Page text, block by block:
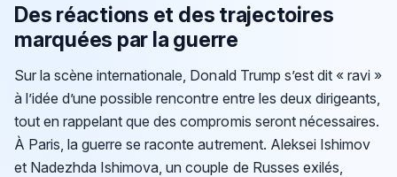
Des réactions et des trajectoires
marquées par la guerre
Sur la scène internationale, Donald Trump s’est dit « ravi »
à l’idée d’une possible rencontre entre les deux dirigeants,
tout en rappelant que des compromis seront nécessaires.
À Paris, la guerre se raconte autrement. Aleksei Ishimov
et Nadezhda Ishimova, un couple de Russes exilés,